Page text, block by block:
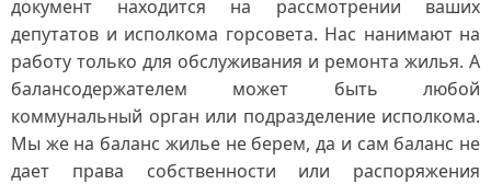
документ находится на рассмотрении ваших
депутатов и исполкома горсовета. Нас нанимают на
работу только для обслуживания и ремонта жилья. А
балансодержателем может быть любой
коммунальный орган или подразделение исполкома.
Мы же на баланс жилье не берем, да и сам баланс не
дает права собственности или распоряжения